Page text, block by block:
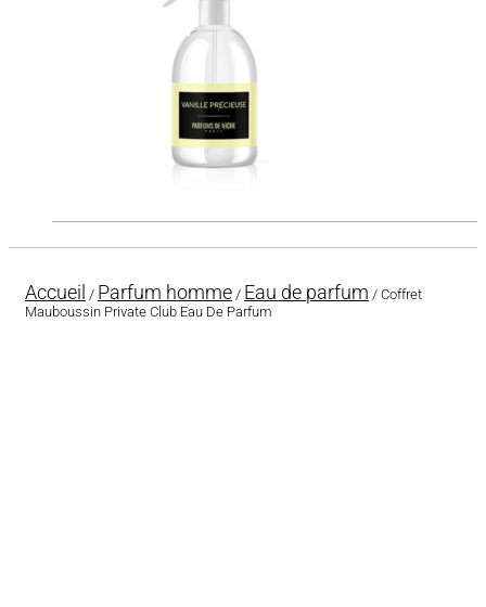
Accueil / Parfum homme / Eau de parfum / Coffret
Mauboussin Private Club Eau De Parfum